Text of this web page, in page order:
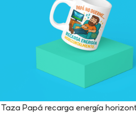
Taza Papá recarga energía